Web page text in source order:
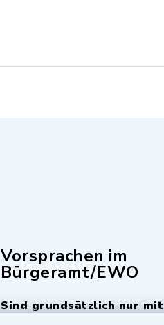
Vorsprachen im
Bürgeramt/EWO
Sind grundsätzlich nur mit